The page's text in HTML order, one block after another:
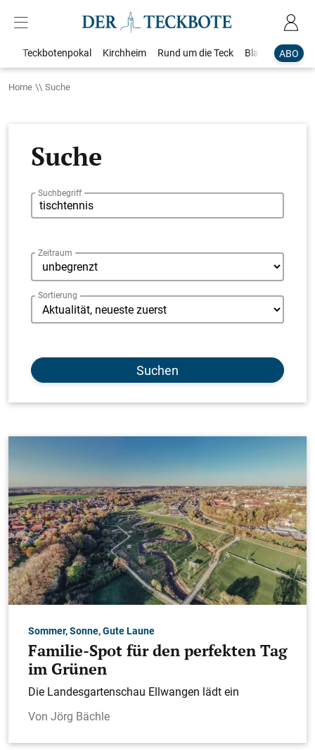
ABO
Teckbotenpokal Kirchheim Rund um die Teck Blaulicht
Home Suche
Suche
Suchbegriff
Zeitraum
Sortierung
Suchen
Sommer, Sonne, Gute Laune
Familie-Spot für den perfekten Tag
im Grünen
Die Landesgartenschau Ellwangen lädt ein
Jörg Bächle